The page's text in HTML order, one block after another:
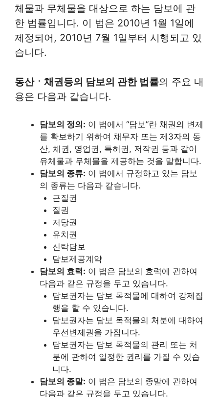
체물과 무체물을 대상으로 하는 담보에 관
한 법률입니다. 이 법은 2010년 1월 1일에
제정되어, 2010년 7월 1일부터 시행되고 있
습니다.
동산ㆍ채권등의 담보의 관한 법률의 주요 내
용은 다음과 같습니다.
담보의 정의: 이 법에서 “담보”란 채권의 변제
를 확보하기 위하여 채무자 또는 제3자의 동
산, 채권, 영업권, 특허권, 저작권 등과 같이
유체물과 무체물을 제공하는 것을 말합니다.
담보의 종류: 이 법에서 규정하고 있는 담보
의 종류는 다음과 같습니다.
근질권
질권
저당권
유치권
신탁담보
담보제공계약
담보의 효력: 이 법은 담보의 효력에 관하여
다음과 같은 규정을 두고 있습니다.
담보권자는 담보 목적물에 대하여 강제집
행을 할 수 있습니다.
담보권자는 담보 목적물의 처분에 대하여
우선변제권을 가집니다.
담보권자는 담보 목적물의 관리 또는 처
분에 관하여 일정한 권리를 가질 수 있습
니다.
담보의 종말: 이 법은 담보의 종말에 관하여
다음과 같은 규정을 두고 있습니다.